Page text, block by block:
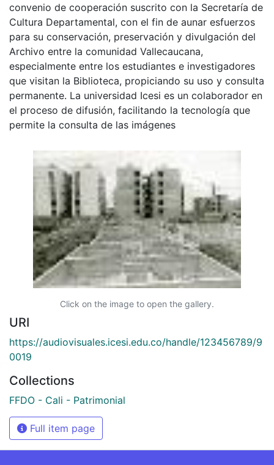
convenio de cooperación suscrito con la Secretaría de
Cultura Departamental, con el fin de aunar esfuerzos
para su conservación, preservación y divulgación del
Archivo entre la comunidad Vallecaucana,
especialmente entre los estudiantes e investigadores
que visitan la Biblioteca, propiciando su uso y consulta
permanente. La universidad Icesi es un colaborador en
el proceso de difusión, facilitando la tecnología que
permite la consulta de las imágenes
Click on the image to open the gallery.
URI
https://audiovisuales.icesi.edu.co/handle/123456789/9
0019
Collections
FFDO - Cali - Patrimonial
Full item page